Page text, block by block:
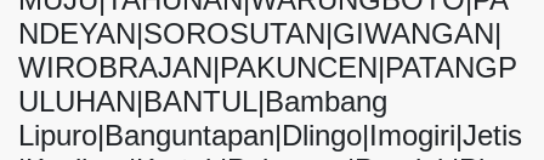
NDEYAN|SOROSUTAN|GIWANGAN|
WIROBRAJAN|PAKUNCEN|PATANGP
ULUHAN|BANTUL|Bambang
Lipuro|Banguntapan|Dlingo|Imogiri|Jetis